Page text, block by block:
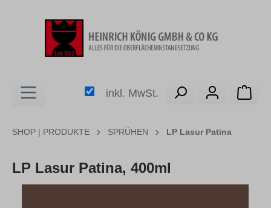
inkl. MwSt.
SHOP | PRODUKTE SPRÜHEN LP Lasur Patina
LP Lasur Patina, 400ml